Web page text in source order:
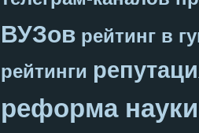
ВУЗов рейтинг в
рейтинги
реформа науки